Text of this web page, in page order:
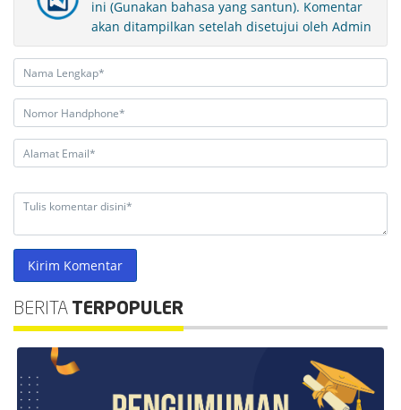
ini (Gunakan bahasa yang santun). Komentar
akan ditampilkan setelah disetujui oleh Admin
Kirim Komentar
BERITA TERPOPULER